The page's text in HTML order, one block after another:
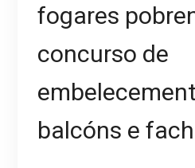
fogares
concurso de
balcóns e